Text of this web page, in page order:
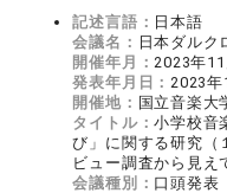
記述言語： 日本語
会議名： 日本ダルク
開催年月： 2023年11
発表年月日： 2023年
開催地： 国立音楽大
タイトル：小学校音
び」に関する研究（
ビュー調査から見え
会議種別： 口頭発表